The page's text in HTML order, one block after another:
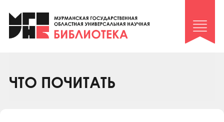
Клуб «Гиря и сельдерей»
Клуб «Семейный архив»
Коллегам
ЧТО ПОЧИТАТЬ